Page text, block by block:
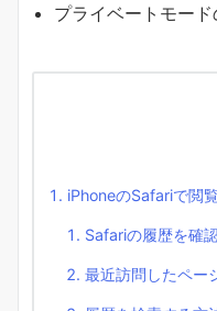
プライベートモー
iPhoneのSafariで閲
Safariの履歴を確
最近訪問したペー